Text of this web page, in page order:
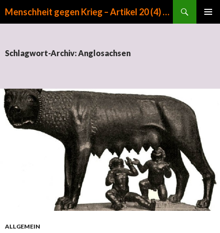
Menschheit gegen Krieg – Artikel 20 (4) GG
Schlagwort-Archiv: Anglosachsen
ALLGEMEIN